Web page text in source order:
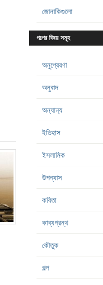
জোনাকিগুলো
গল্পের বিষয় সমূহ
অনুপ্রেরণা
অনুবাদ
অন্যান্য
ইতিহাস
ইসলামিক
উপন্যাস
কবিতা
কাব্যগ্রন্থ
কৌতুক
গল্প